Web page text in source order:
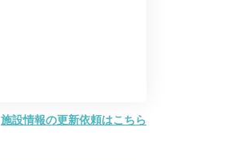
施設情報の更新依頼はこちら